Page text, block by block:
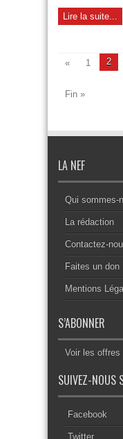
Lire la suite...
« 1 2
Fin »
LA NEF
Qui sommes-
La rédaction
Contactez-
Faites un don
Mentions
S’ABONNER
Voir les offres
SUIVEZ-NOUS
Facebook
Twitter